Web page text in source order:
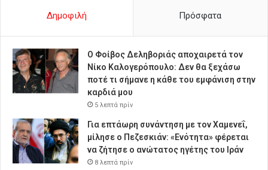
Δημοφιλή Πρόσφατα
Ο Φοίβος Δεληβοριάς αποχαιρετά τον
Νίκο Καλογερόπουλο: Δεν θα ξεχάσω
ποτέ τι σήμανε η κάθε του εμφάνιση στην
καρδιά μου
5 λεπτά πρίν
Για επτάωρη συνάντηση με τον Χαμενεΐ,
μίλησε ο Πεζεσκιάν: «Ενότητα» φέρεται
να ζήτησε ο ανώτατος ηγέτης του Ιράν
8 λεπτά πρίν